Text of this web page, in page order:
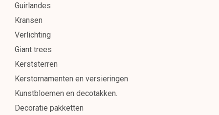
Guirlandes
Kransen
Verlichting
Giant trees
Kerststerren
Kerstornamenten en versieringen
Kunstbloemen en decotakken.
Decoratie pakketten